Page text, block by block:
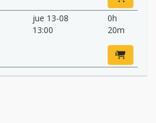
jue 13-08
13:00
0h
20m